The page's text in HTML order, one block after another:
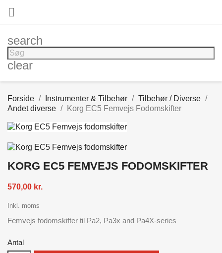

search
clear
Forside Instrumenter & Tilbehør
Tilbehør / Diverse
Andet diverse
Korg EC5 Femvejs Fodomskifter
KORG EC5 FEMVEJS FODOMSKIFTER
570,00 kr.
Inkl. moms
Femvejs fodomskifter til Pa2, Pa3x and Pa4X-series
Antal